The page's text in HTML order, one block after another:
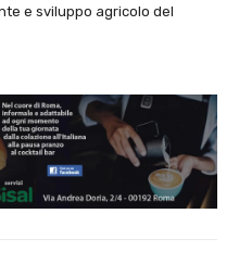
e sviluppo agricolo del